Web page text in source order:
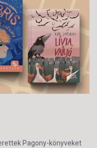
Pagony-könyveket